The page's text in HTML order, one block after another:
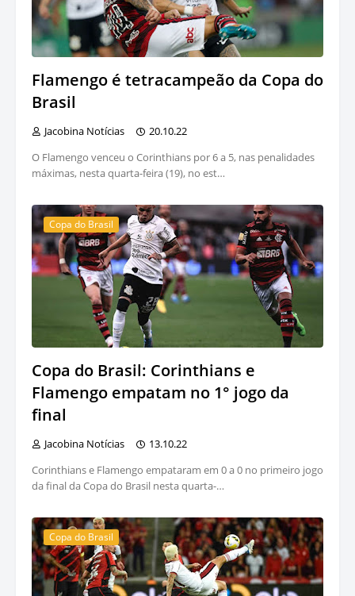
Flamengo é tetracampeão da Copa do
Brasil
Jacobina Notícias
20.10.22
O Flamengo venceu o Corinthians por 6 a 5, nas penalidades
máximas, nesta quarta-feira (19), no est…
Copa do Brasil
Copa do Brasil: Corinthians e
Flamengo empatam no 1° jogo da
final
Jacobina Notícias
13.10.22
Corinthians e Flamengo empataram em 0 a 0 no primeiro jogo
da final da Copa do Brasil nesta quarta-…
Copa do Brasil